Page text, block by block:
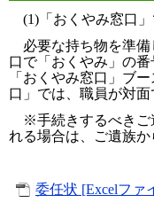
(1)「おくやみ窓口」
必要な持ち物を準備
口で「おくやみ」の
「おくやみ窓口」ブ
口」では、職員が対面
※手続きするべきご
れる場合は、ご遺族か
委任状 [Excelファ